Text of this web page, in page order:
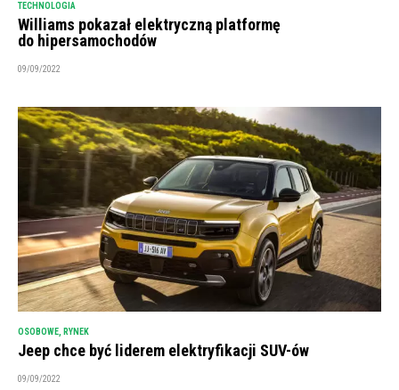
TECHNOLOGIA
Williams pokazał elektryczną platformę
do hipersamochodów
09/09/2022
OSOBOWE RYNEK
Jeep chce być liderem elektryfikacji SUV-ów
09/09/2022